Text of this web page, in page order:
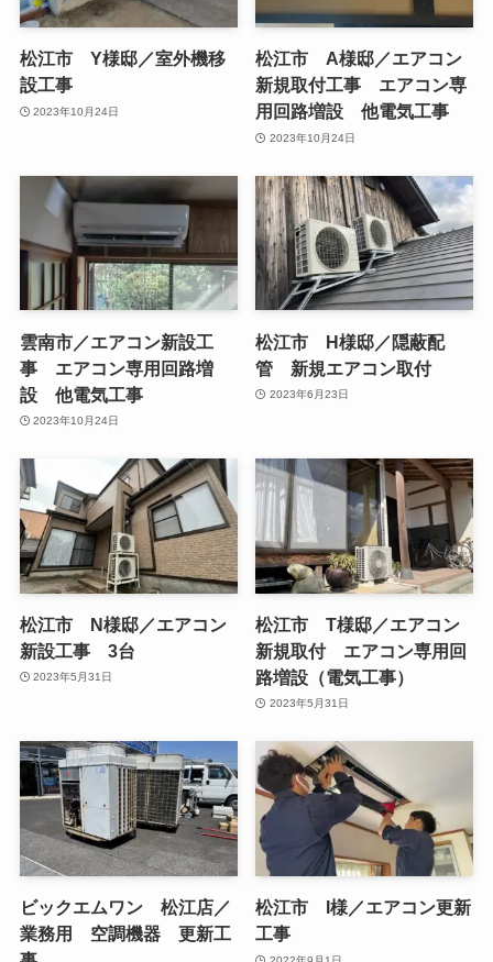
松江市 Y様邸／室外機移
設工事
2023年10月24日
松江市 A様邸／エアコン
新規取付工事 エアコン専
用回路増設 他電気工事
2023年10月24日
雲南市／エアコン新設工
事 エアコン専用回路増
設 他電気工事
2023年10月24日
松江市 H様邸／隠蔽配
管 新規エアコン取付
2023年6月23日
松江市 N様邸／エアコン
新設工事 3台
2023年5月31日
松江市 T様邸／エアコン
新規取付 エアコン専用回
路増設（電気工事）
2023年5月31日
ビックエムワン 松江店／
業務用 空調機器 更新工
松江市 I様／エアコン更新
工事